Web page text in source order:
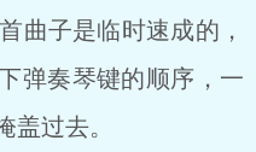
子是临时速成的，
弹奏琴键的顺序，一
盖过去。